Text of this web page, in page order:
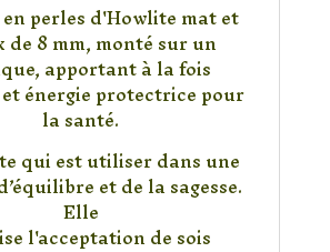
perles d'Howlite mat et
de 8 mm, monté sur un
apportant à la fois
énergie protectrice pour
la santé.
qui est utiliser dans une
et de la sagesse.
Elle
l'acceptation de sois